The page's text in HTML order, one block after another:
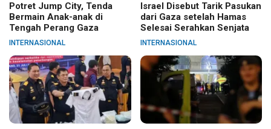
Potret Jump City, Tenda
Bermain Anak-anak di
Tengah Perang Gaza
INTERNASIONAL
Israel Disebut Tarik Pasukan
dari Gaza setelah Hamas
Selesai Serahkan Senjata
INTERNASIONAL